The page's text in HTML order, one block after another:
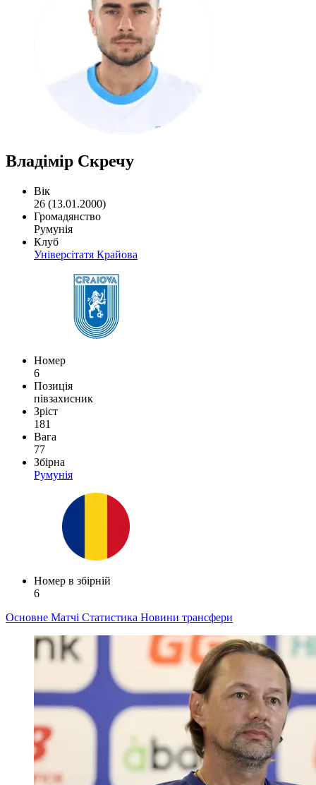
Владімір Скречу
Вік
26 (13.01.2000)
Громадянство
Румунія
Клуб
Універсітатя Крайова
Номер
6
Позиція
півзахисник
Зріст
181
Вага
77
Збірна
Румунія
Номер в збірній
6
Основне Матчі Статистика Новини трансфери